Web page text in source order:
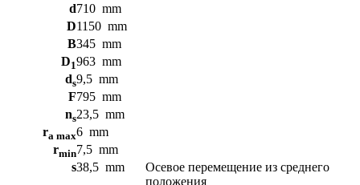
d710 mm
D1150 mm
B345 mm
D1963 mm
ds9,5 mm
F795 mm
ns23,5 mm
ra max6 mm
rmin7,5 mm
s38,5 mm
Осевое перемещение из среднего
положения